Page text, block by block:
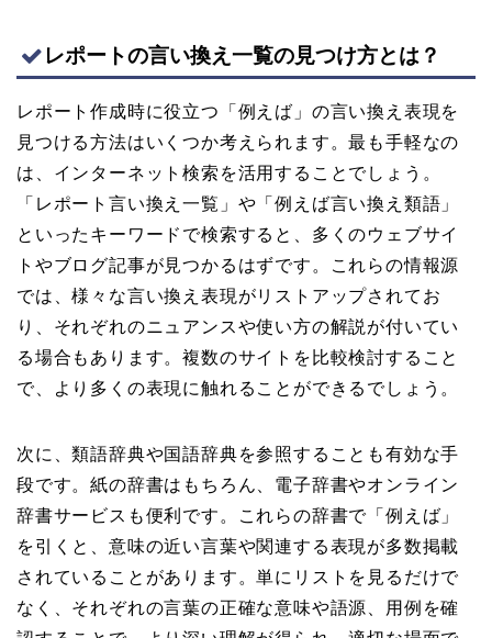
レポートの言い換え一覧の見つけ方とは？
レポート作成時に役立つ「例えば」の言い換え表現を
見つける方法はいくつか考えられます。最も手軽なの
は、インターネット検索を活用することでしょう。
「レポート言い換え一覧」や「例えば言い換え類語」
といったキーワードで検索すると、多くのウェブサイ
トやブログ記事が見つかるはずです。これらの情報源
では、様々な言い換え表現がリストアップされてお
り、それぞれのニュアンスや使い方の解説が付いてい
る場合もあります。複数のサイトを比較検討すること
で、より多くの表現に触れることができるでしょう。
次に、類語辞典や国語辞典を参照することも有効な手
段です。紙の辞書はもちろん、電子辞書やオンライン
辞書サービスも便利です。これらの辞書で「例えば」
を引くと、意味の近い言葉や関連する表現が多数掲載
されていることがあります。単にリストを見るだけで
なく、それぞれの言葉の正確な意味や語源、用例を確